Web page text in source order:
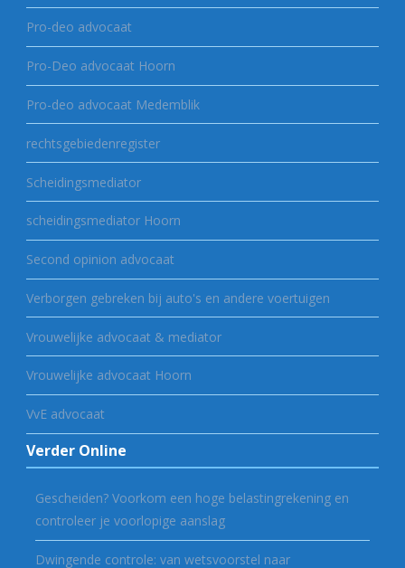
Pro-deo advocaat
Pro-Deo advocaat Hoorn
Pro-deo advocaat Medemblik
rechtsgebiedenregister
Scheidingsmediator
scheidingsmediator Hoorn
Second opinion advocaat
Verborgen gebreken bij auto's en andere voertuigen
Vrouwelijke advocaat & mediator
Vrouwelijke advocaat Hoorn
VvE advocaat
Verder Online
Gescheiden? Voorkom een hoge belastingrekening en
controleer je voorlopige aanslag
Dwingende controle: van wetsvoorstel naar